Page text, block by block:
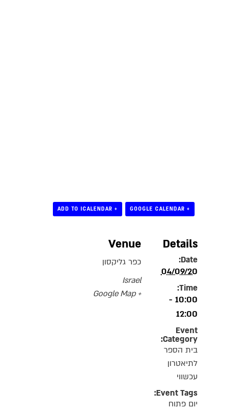
+ GOOGLE CALENDAR
+ ADD TO ICALENDAR
Details
Date:
04/09/20
Time:
10:00 -
12:00
Event
Category:
בית הספר
לתיאטרון
עכשווי
Event Tags:
יום פתוח
Venue
כפר גליקסון
Israel
+ Google Map